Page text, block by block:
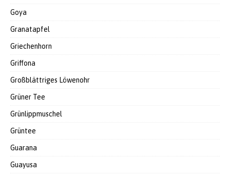
Goya
Granatapfel
Griechenhorn
Griffona
Großblättriges Löwenohr
Grüner Tee
Grünlippmuschel
Grüntee
Guarana
Guayusa